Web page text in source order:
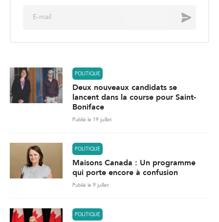
Envoyer
POLITIQUE
Deux nouveaux candidats se
lancent dans la course pour Saint-
Boniface
Publié le 19 juillet
POLITIQUE
Maisons Canada : Un programme
qui porte encore à confusion
Publié le 9 juillet
POLITIQUE